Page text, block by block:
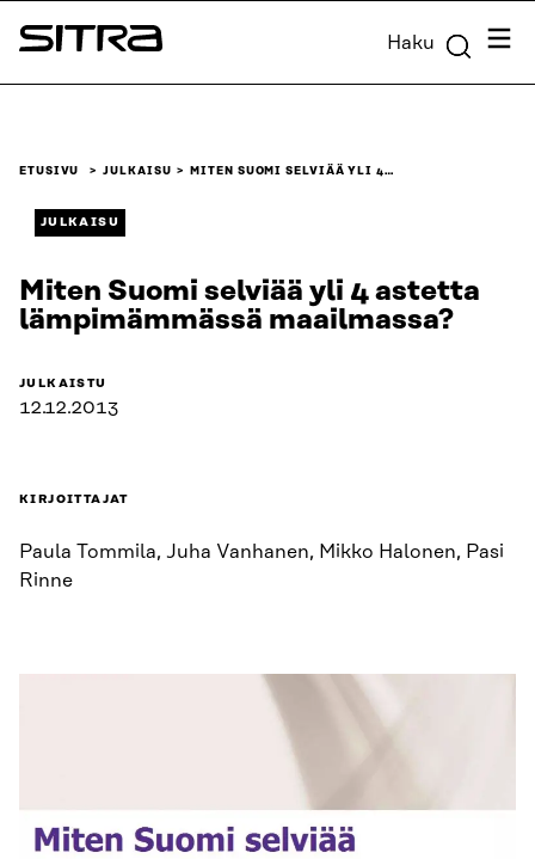
Siirry
suoraan
Sitra Haku
ETUSIVU JULKAISU MITEN SUOMI SELVIÄÄ YLI 4…
JULKAISU
Miten Suomi selviää yli 4 astetta
lämpimämmässä maailmassa?
JULKAISTU
12.12.2013
KIRJOITTAJAT
Paula Tommila, Juha Vanhanen, Mikko Halonen, Pasi
Rinne